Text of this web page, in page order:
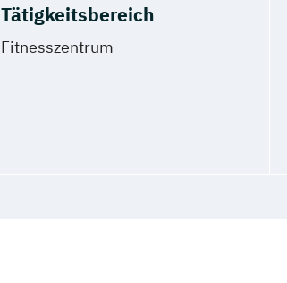
Tätigkeitsbereich
Fitnesszentrum